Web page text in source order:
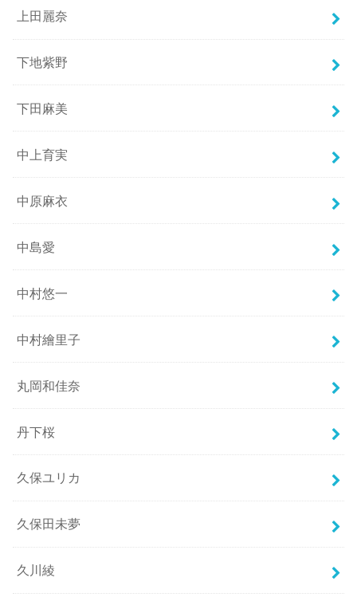
上田麗奈
下地紫野
下田麻美
中上育実
中原麻衣
中島愛
中村悠一
中村繪里子
丸岡和佳奈
丹下桜
久保ユリカ
久保田未夢
久川綾